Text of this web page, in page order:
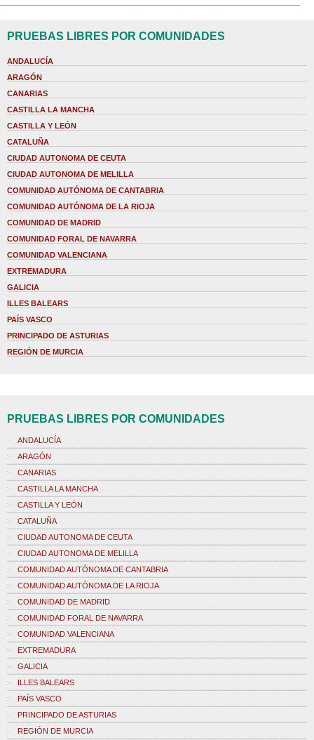
PRUEBAS LIBRES POR COMUNIDADES
ANDALUCÍA
ARAGÓN
CANARIAS
CASTILLA LA MANCHA
CASTILLA Y LEÓN
CATALUÑA
CIUDAD AUTONOMA DE CEUTA
CIUDAD AUTONOMA DE MELILLA
COMUNIDAD AUTÓNOMA DE CANTABRIA
COMUNIDAD AUTÓNOMA DE LA RIOJA
COMUNIDAD DE MADRID
COMUNIDAD FORAL DE NAVARRA
COMUNIDAD VALENCIANA
EXTREMADURA
GALICIA
ILLES BALEARS
PAÍS VASCO
PRINCIPADO DE ASTURIAS
REGIÓN DE MURCIA
PRUEBAS LIBRES POR COMUNIDADES
ANDALUCÍA
ARAGÓN
CANARIAS
CASTILLA LA MANCHA
CASTILLA Y LEÓN
CATALUÑA
CIUDAD AUTONOMA DE CEUTA
CIUDAD AUTONOMA DE MELILLA
COMUNIDAD AUTÓNOMA DE CANTABRIA
COMUNIDAD AUTÓNOMA DE LA RIOJA
COMUNIDAD DE MADRID
COMUNIDAD FORAL DE NAVARRA
COMUNIDAD VALENCIANA
EXTREMADURA
GALICIA
ILLES BALEARS
PAÍS VASCO
PRINCIPADO DE ASTURIAS
REGIÓN DE MURCIA